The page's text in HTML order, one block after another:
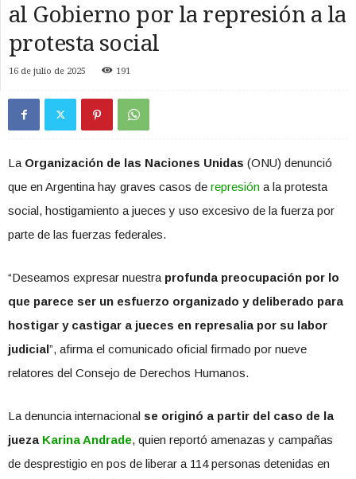
al Gobierno por la represión a la
protesta social
16 de julio de 2025 191
La Organización de las Naciones Unidas (ONU) denunció
que en Argentina hay graves casos de represión a la protesta
social, hostigamiento a jueces y uso excesivo de la fuerza por
parte de las fuerzas federales.
“Deseamos expresar nuestra profunda preocupación por lo
que parece ser un esfuerzo organizado y deliberado para
hostigar y castigar a jueces en represalia por su labor
judicial”, afirma el comunicado oficial firmado por nueve
relatores del Consejo de Derechos Humanos.
La denuncia internacional se originó a partir del caso de la
jueza Karina Andrade, quien reportó amenazas y campañas
de desprestigio en pos de liberar a 114 personas detenidas en